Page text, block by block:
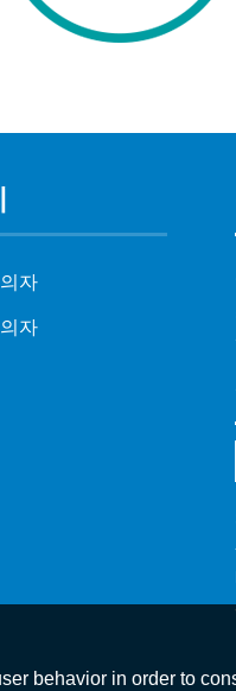
자
자
behavior in order to